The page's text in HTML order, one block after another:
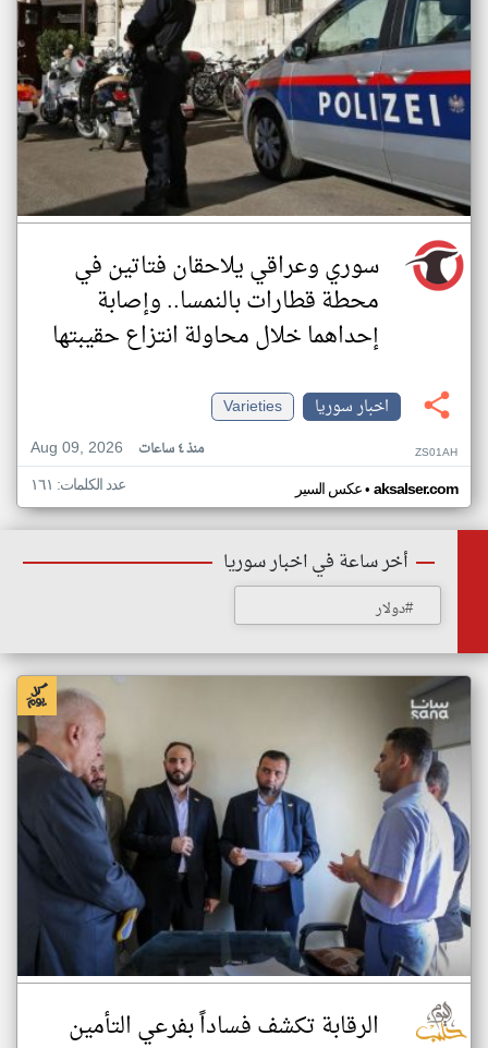
سوري وعراقي يلاحقان فتاتين في
محطة قطارات بالنمسا.. وإصابة
إحداهما خلال محاولة انتزاع حقيبتها
اخبار سوريا
Varieties
Aug 09, 2026
منذ ٤ ساعات ZS01AH
عكس السير• aksalser.com عدد الكلمات: ١٦١
أخر ساعة في اخبار سوريا
#دولار
الرقابة تكشف فساداً بفرعي التأمين